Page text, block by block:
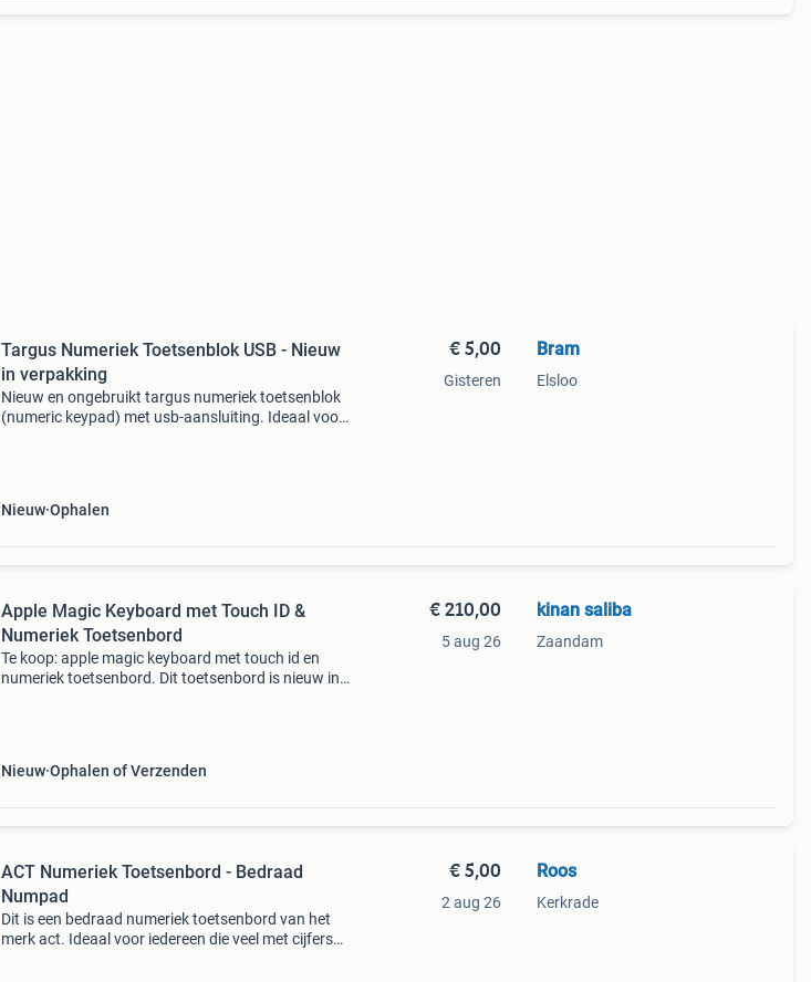
Targus Numeriek Toetsenblok USB - Nieuw
in verpakking
Nieuw en ongebruikt targus numeriek toetsenblok
(numeric keypad) met usb-aansluiting. Ideaal voor
Nieuw Ophalen
€ 5,00
Gisteren
Bram
Elsloo
Apple Magic Keyboard met Touch ID &
Numeriek Toetsenbord
Te koop: apple magic keyboard met touch id en
numeriek toetsenbord. Dit toetsenbord is nieuw in
Nieuw Ophalen of Verzenden
€ 210,00
5 aug 26
kinan saliba
Zaandam
ACT Numeriek Toetsenbord - Bedraad
Numpad
Dit is een bedraad numeriek toetsenbord van het
merk act. Ideaal voor iedereen die veel met cijfers
€ 5,00
2 aug 26
Roos
Kerkrade